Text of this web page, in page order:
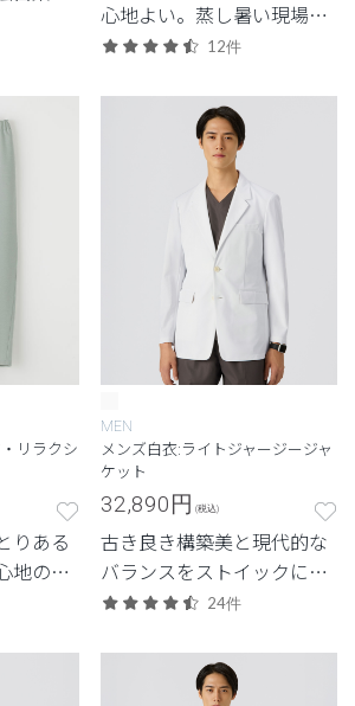
心地よい。蒸し暑い現場で
重宝する軽量モデル。
12件
リラクシ
りある
地のよ
ラブパ
MEN
メンズ白衣:ライトジャージージャ
ケット
32,890円 (税込)
古き良き構築美と現代的な
バランスをストイックに追
求した、クラシコにしか生
素材「ライトジャージー」
シリーズのメンズ白衣。
24件